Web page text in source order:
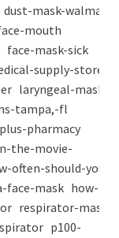
dust-mask-walmart
mouth
face-mask-sick
supply-store
laryngeal-mask
tampa,-fl
pharmacy
the-movie-
often-should-you-
face-mask how-
respirator-mask
p100-